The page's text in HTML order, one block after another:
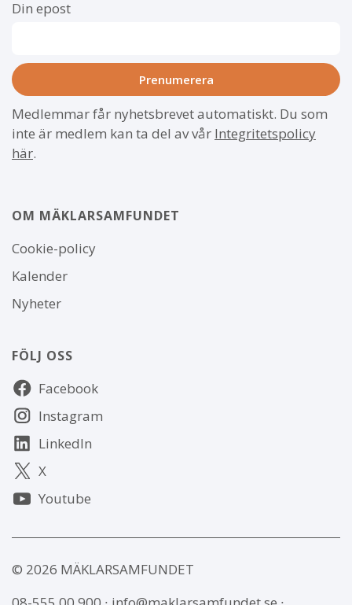
Din epost
Medlemmar får nyhetsbrevet automatiskt. Du som
inte är medlem kan ta del av vår Integritetspolicy
här.
OM MÄKLARSAMFUNDET
Om
webbplatsen
Cookie-policy
Kalender
Nyheter
FÖLJ OSS
Följ
oss Facebook
Instagram
LinkedIn
X
Youtube
© 2026 MÄKLARSAMFUNDET